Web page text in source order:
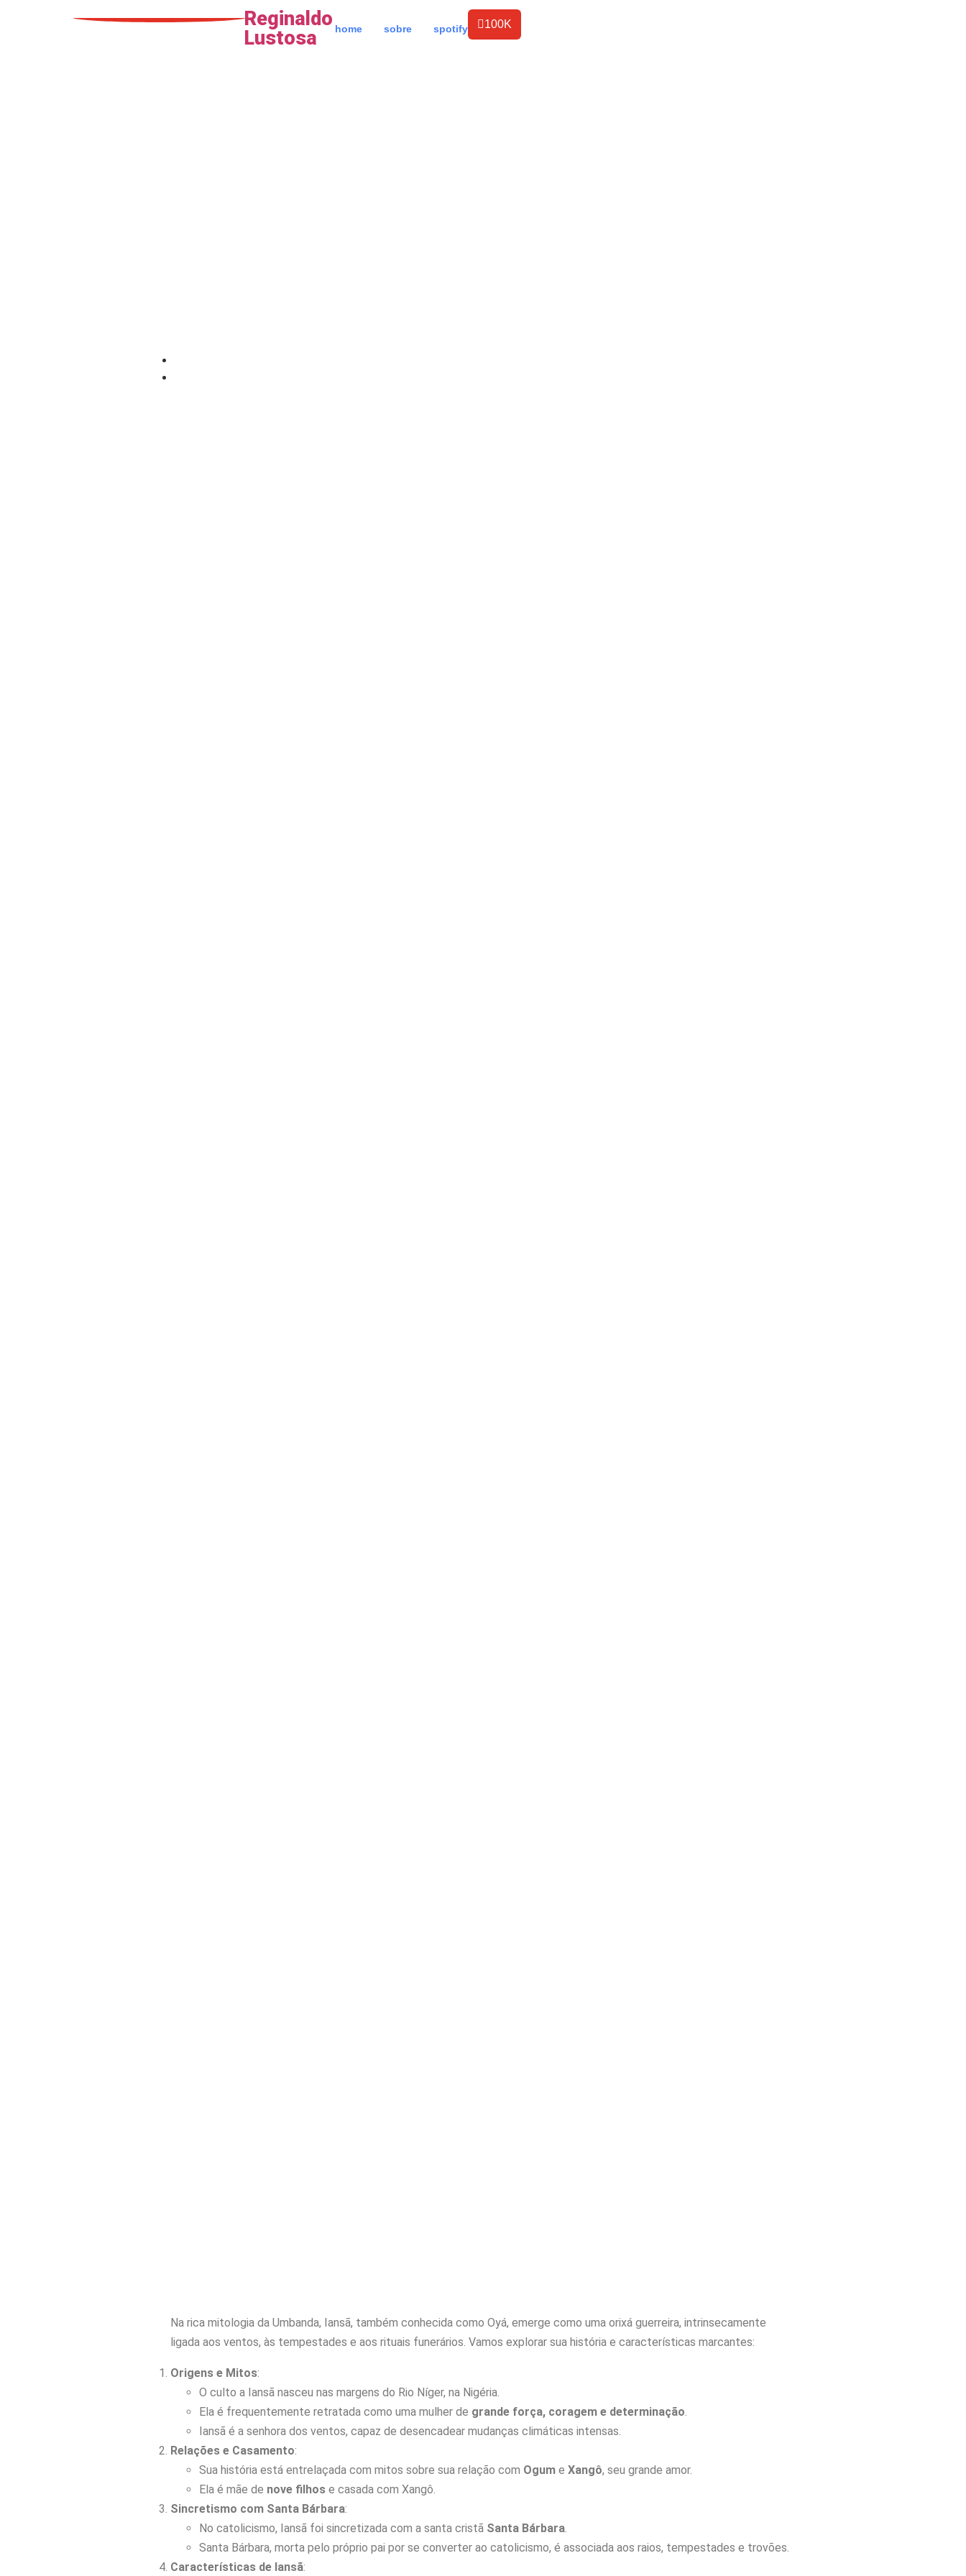
Reginaldo
Lustosa
home sobre spotify 100K
Na rica mitologia da Umbanda, Iansã, também conhecida como Oyá, emerge como uma orixá guerreira, intrinsecamente
ligada aos ventos, às tempestades e aos rituais funerários. Vamos explorar sua história e características marcantes:
Origens e Mitos:
O culto a Iansã nasceu nas margens do Rio Níger, na Nigéria.
Ela é frequentemente retratada como uma mulher de grande força, coragem e determinação.
Iansã é a senhora dos ventos, capaz de desencadear mudanças climáticas intensas.
Relações e Casamento:
Sua história está entrelaçada com mitos sobre sua relação com Ogum e Xangô, seu grande amor.
Ela é mãe de nove filhos e casada com Xangô.
Sincretismo com Santa Bárbara:
No catolicismo, Iansã foi sincretizada com a santa cristã Santa Bárbara.
Santa Bárbara, morta pelo próprio pai por se converter ao catolicismo, é associada aos raios, tempestades e trovões.
Características de Iansã: